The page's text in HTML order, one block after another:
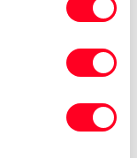
och